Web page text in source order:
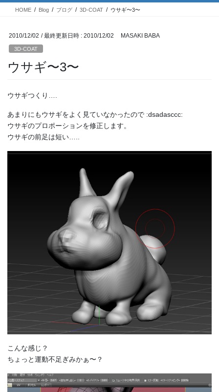
HOME Blog ブログ 3D-COAT ウサギ〜3〜
2010/12/02 / 最終更新日時 : 2010/12/02 MASAKI BABA
3D-COAT
ウサギ〜3〜
ウサギつくり….
あまりにもウサギをよく見ていなかったので :dsadasccc:
ウサギのプロポーションを修正します。
ウサギの前足は短い…..
こんな感じ？
ちょっと運動不足ぎみかぁ〜？